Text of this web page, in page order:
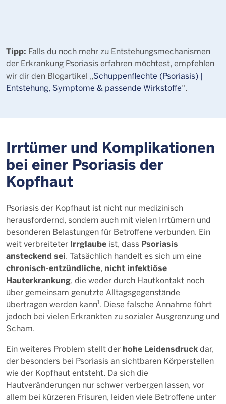
Tipp: Falls du noch mehr zu Entstehungsmechanismen
der Erkrankung Psoriasis erfahren möchtest, empfehlen
wir dir den Blogartikel „Schuppenflechte (Psoriasis) |
Entstehung, Symptome & passende Wirkstoffe“.
Irrtümer und Komplikationen
bei einer Psoriasis der
Kopfhaut
Psoriasis der Kopfhaut ist nicht nur medizinisch
herausfordernd, sondern auch mit vielen Irrtümern und
besonderen Belastungen für Betroffene verbunden. Ein
weit verbreiteter Irrglaube ist, dass Psoriasis
ansteckend sei. Tatsächlich handelt es sich um eine
chronisch-entzündliche, nicht infektiöse
Hauterkrankung, die weder durch Hautkontakt noch
über gemeinsam genutzte Alltagsgegenstände
übertragen werden kann1. Diese falsche Annahme führt
jedoch bei vielen Erkrankten zu sozialer Ausgrenzung und
Scham.
Ein weiteres Problem stellt der hohe Leidensdruckdar,
der besonders bei Psoriasis an sichtbaren Körperstellen
wie der Kopfhaut entsteht. Da sich die
Hautveränderungen nur schwer verbergen lassen, vor
allem bei kürzeren Frisuren, leiden viele Betroffene unter